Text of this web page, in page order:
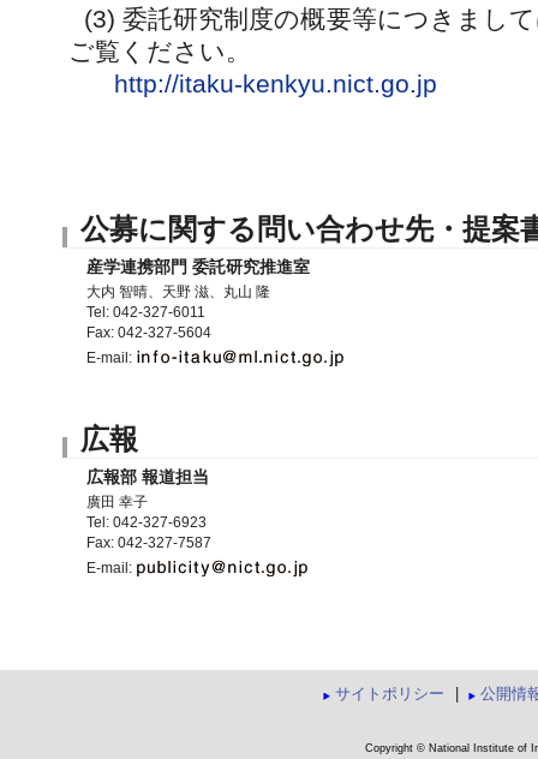
(3) 委託研究制度の概要等につきまし
ご覧ください。
http://itaku-kenkyu.nict.go.jp
公募に関する問い合わせ先・提案
産学連携部門 委託研究推進室
大内 智晴、天野 滋、丸山 隆
Tel: 042-327-6011
Fax: 042-327-5604
E-mail:
広報
広報部 報道担当
廣田 幸子
Tel: 042-327-6923
Fax: 042-327-7587
E-mail:
サイトポリシー 公開情
Copyright © National Institute of